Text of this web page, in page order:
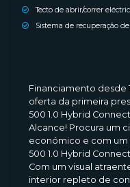
Tecto de abrir/correr
Sistema de recuperação
Financiamento desde
oferta da primeira
500 1.0 Hybrid
Alcance! Procura um
económico e com
500 1.0 Hybrid
Com um visual
interior repleto de